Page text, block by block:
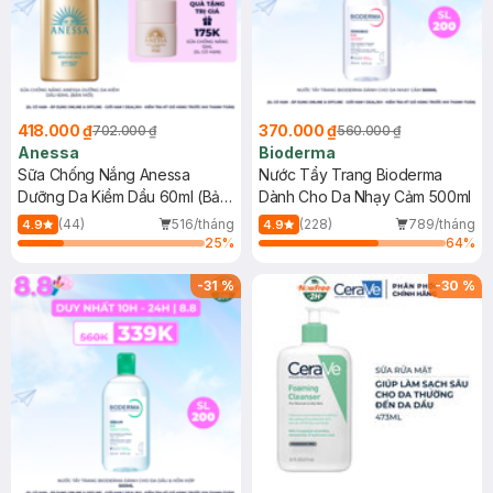
418.000 ₫702.000 ₫
Anessa
Sữa Chống Nắng Anessa
Dưỡng Da Kiềm Dầu 60ml (Bản
Mới)
4.9 (44)
516/tháng
25%
370.000 ₫560.000 ₫
Bioderma
Nước Tẩy Trang Bioderma
Dành Cho Da Nhạy Cảm 500ml
4.9 (228)
789/tháng
64%
-31% -30 %